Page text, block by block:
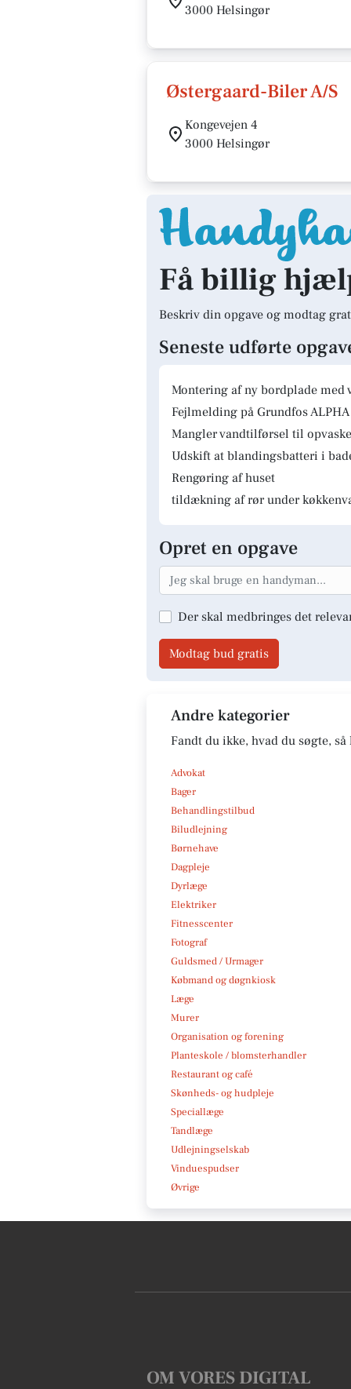
3000 Helsingør
Østergaard-Biler A/S
Kongevejen 4
3000 Helsingør
Få billig
Beskriv din opgave og modtag
Seneste udførte
Montering af ny bordplade med
Fejlmelding på Grundfos
Mangler vandtilførsel til
Udskift at blandingsbatteri i
Rengøring af huset
tildækning af rør under
Opret en opgave
Der skal medbringes det
Modtag bud gratis
Andre kategorier
Fandt du ikke, hvad du søgte,
Advokat
Bager
Behandlingstilbud
Biludlejning
Børnehave
Dagpleje
Dyrlæge
Elektriker
Fitnesscenter
Fotograf
Guldsmed / Urmager
Købmand og døgnkiosk
Læge
Murer
Organisation og forening
Planteskole / blomsterhandler
Restaurant og café
Skønheds- og hudpleje
Speciallæge
Tandlæge
Udlejningselskab
Vinduespudser
Øvrige
OM VORES DIGITAL